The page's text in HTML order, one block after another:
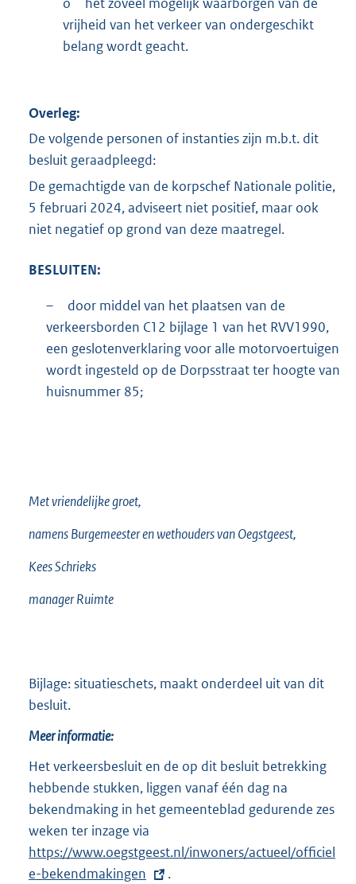
vrijheid van het verkeer van ondergeschikt
belang wordt geacht.
Overleg:
De volgende personen of instanties zijn m.b.t. dit
besluit geraadpleegd:
De gemachtigde van de korpschef Nationale politie,
5 februari 2024, adviseert niet positief, maar ook
niet negatief op grond van deze maatregel.
BESLUITEN:
–
door middel van het plaatsen van de
verkeersborden C12 bijlage 1 van het RVV1990,
een geslotenverklaring voor alle motorvoertuigen
wordt ingesteld op de Dorpsstraat ter hoogte van
huisnummer 85;
Met vriendelijke groet,
namens Burgemeester en wethouders van Oegstgeest,
Kees Schrieks
manager Ruimte
Bijlage: situatieschets, maakt onderdeel uit van dit
besluit.
Meer informatie:
Het verkeersbesluit en de op dit besluit betrekking
hebbende stukken, liggen vanaf één dag na
bekendmaking in het gemeenteblad gedurende zes
weken ter inzage via
x
https://www.oegstgeest.nl/inwoners/actueel/officiel
e-bekendmakingen
.